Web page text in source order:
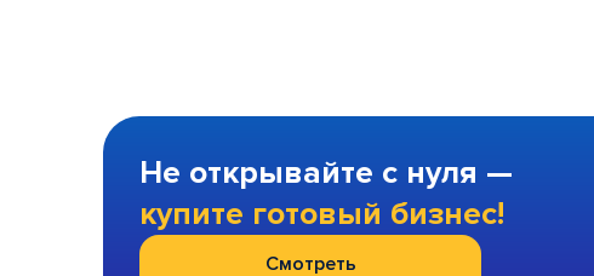
Не открывайте с нуля —
купите готовый бизнес!
Смотреть